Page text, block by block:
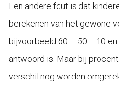
Een andere fout is dat
berekenen van het gewone
bijvoorbeeld 60 – 50 = 10
antwoord is. Maar bij
verschil nog worden